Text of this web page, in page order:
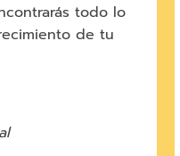
todo lo
de tu